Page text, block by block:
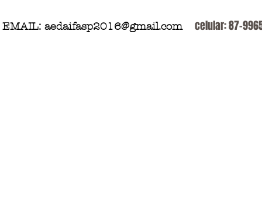
EMAIL: aedaifasp2016@gmail.com celular: 87-